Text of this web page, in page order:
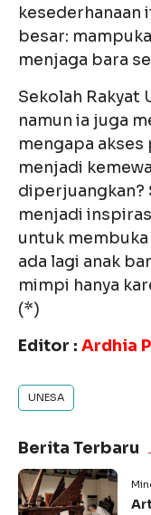
kesederhanaan
besar:
menjaga bara
Sekolah Rakyat
namun ia juga
mengapa
menjadi
diperjuangkan?
menjadi
untuk
ada lagi anak
mimpi hanya
(*)
Editor : Ardhia
UNESA
Berita Terbaru